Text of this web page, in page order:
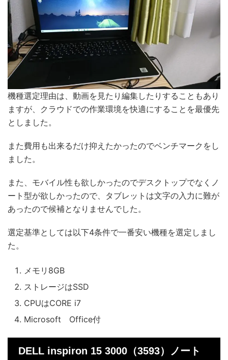
機種選定理由は、動画を見たり編集したりすることもあり
ますが、クラウドでの作業環境を快適にすることを最優先
としました。
また費用も出来るだけ抑えたかったのでベンチマークをし
ました。
また、モバイル性も欲しかったのでデスクトップでなくノ
ート型が欲しかったので、タブレットは文字の入力に難が
あったので候補となりませんでした。
選定基準としては以下4条件で一番安い機種を選定しまし
た。
メモリ8GB
ストレージはSSD
CPUはCORE i7
Microsoft Office付
DELL inspiron 15 3000（3593）ノート